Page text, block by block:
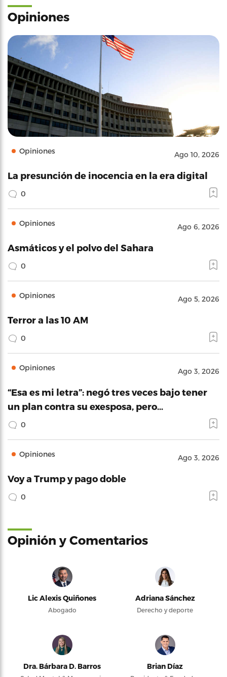
Opiniones
Opiniones Ago 10, 2026
La presunción de inocencia en la era digital
0
Opiniones Ago 6, 2026
Asmáticos y el polvo del Sahara
0
Opiniones Ago 5, 2026
Terror a las 10 AM
0
Opiniones Ago 3, 2026
“Esa es mi letra”: negó tres veces bajo tener
un plan contra su exesposa, pero…
0
Opiniones Ago 3, 2026
Voy a Trump y pago doble
0
Opinión y Comentarios
Lic Alexis Quiñones
Abogado
Adriana Sánchez
Derecho y deporte
Dra. Bárbara D. Barros Brian Díaz